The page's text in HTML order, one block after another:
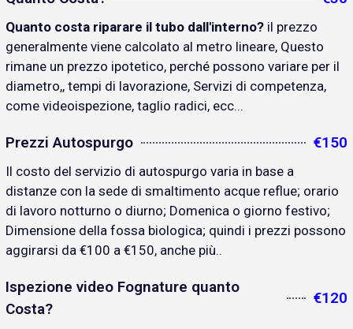
Quanto costa riparare il tubo dall'interno? il prezzo
generalmente viene calcolato al metro lineare, Questo
rimane un prezzo ipotetico, perché possono variare per il
diametro,, tempi di lavorazione, Servizi di competenza,
come videoispezione, taglio radici, ecc...
Prezzi Autospurgo €150
Il costo del servizio di autospurgo varia in base a
distanze con la sede di smaltimento acque reflue; orario
di lavoro notturno o diurno; Domenica o giorno festivo;
Dimensione della fossa biologica; quindi i prezzi possono
aggirarsi da €100 a €150, anche più..
Ispezione video Fognature quanto
Costa?
€120